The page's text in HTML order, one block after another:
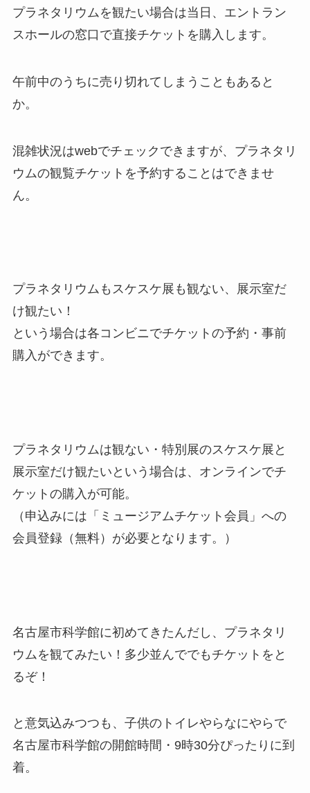
プラネタリウムを観たい場合は当日、エントラン
スホールの窓口で直接チケットを購入します。
午前中のうちに売り切れてしまうこともあると
か。
混雑状況はwebでチェックできますが、プラネタリ
ウムの観覧チケットを予約することはできませ
ん。
プラネタリウムもスケスケ展も観ない、展示室だ
け観たい！
という場合は各コンビニでチケットの予約・事前
購入ができます。
プラネタリウムは観ない・特別展のスケスケ展と
展示室だけ観たいという場合は、オンラインでチ
ケットの購入が可能。
（申込みには「ミュージアムチケット会員」への
会員登録（無料）が必要となります。）
名古屋市科学館に初めてきたんだし、プラネタリ
ウムを観てみたい！多少並んででもチケットをと
るぞ！
と意気込みつつも、子供のトイレやらなにやらで
名古屋市科学館の開館時間・9時30分ぴったりに到
着。